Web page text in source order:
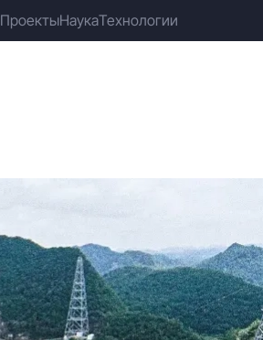
ПроектыНаукаТехнологии